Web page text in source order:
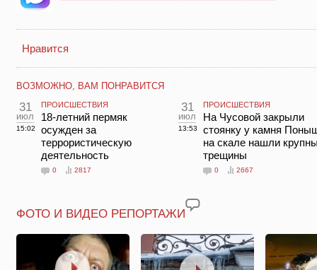
Нравится
ВОЗМОЖНО, ВАМ ПОНРАВИТСЯ
31
июл
15:02
ПРОИСШЕСТВИЯ
18-летний пермяк
осужден за
террористическую
деятельность
0 2817
31
июл
13:53
ПРОИСШЕСТВИЯ
На Чусовой закрыли
стоянку у камня
на скале нашли
трещины
0 2667
ФОТО И ВИДЕО РЕПОРТАЖИ